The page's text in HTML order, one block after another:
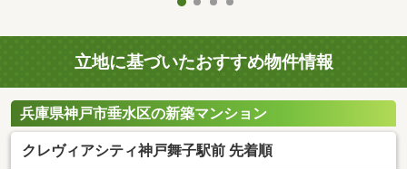
立地に基づいたおすすめ物件情報
兵庫県神戸市垂水区の新築マンション
クレヴィアシティ神戸舞子駅前 先着順